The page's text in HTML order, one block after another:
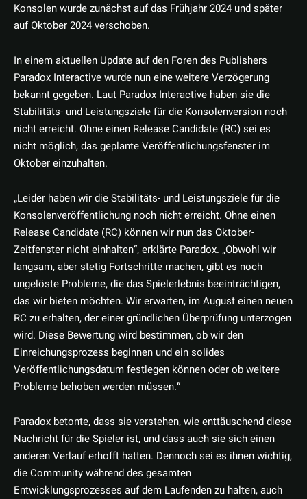
Konsolen wurde zunächst auf das Frühjahr 2024 und später
auf Oktober 2024 verschoben.
In einem aktuellen Update auf den Foren des Publishers
Paradox Interactive wurde nun eine weitere Verzögerung
bekannt gegeben. Laut Paradox Interactive haben sie die
Stabilitäts- und Leistungsziele für die Konsolenversion noch
nicht erreicht. Ohne einen Release Candidate (RC) sei es
nicht möglich, das geplante Veröffentlichungsfenster im
Oktober einzuhalten.
„Leider haben wir die Stabilitäts- und Leistungsziele für die
Konsolenveröffentlichung noch nicht erreicht. Ohne einen
Release Candidate (RC) können wir nun das Oktober-
Zeitfenster nicht einhalten“, erklärte Paradox. „Obwohl wir
langsam, aber stetig Fortschritte machen, gibt es noch
ungelöste Probleme, die das Spielerlebnis beeinträchtigen,
das wir bieten möchten. Wir erwarten, im August einen neuen
RC zu erhalten, der einer gründlichen Überprüfung unterzogen
wird. Diese Bewertung wird bestimmen, ob wir den
Einreichungsprozess beginnen und ein solides
Veröffentlichungsdatum festlegen können oder ob weitere
Probleme behoben werden müssen.“
Paradox betonte, dass sie verstehen, wie enttäuschend diese
Nachricht für die Spieler ist, und dass auch sie sich einen
anderen Verlauf erhofft hatten. Dennoch sei es ihnen wichtig,
die Community während des gesamten
Entwicklungsprozesses auf dem Laufenden zu halten, auch